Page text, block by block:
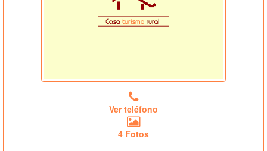
Ver teléfono
4 Fotos